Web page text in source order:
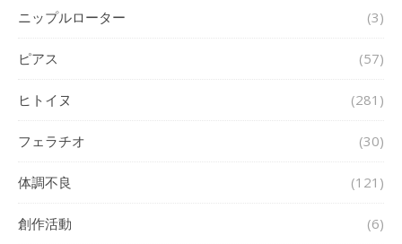
ニップルローター (3)
ピアス (57)
ヒトイヌ (281)
フェラチオ (30)
体調不良 (121)
創作活動 (6)